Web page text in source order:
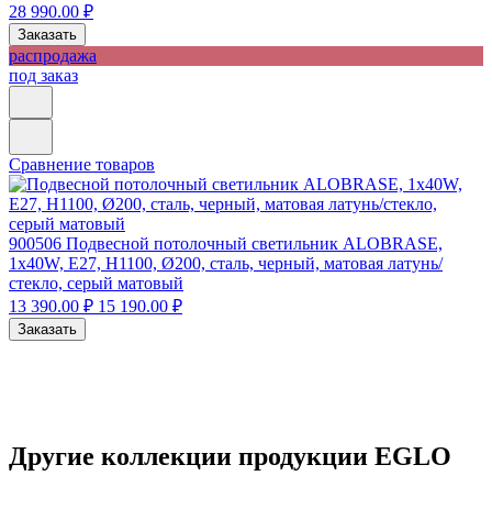
28 990.00 ₽
Заказать
распродажа
под заказ
Сравнение товаров
900506 Подвесной потолочный светильник ALOBRASE,
1x40W, E27, H1100, Ø200, сталь, черный, матовая латунь/
стекло, серый матовый
13 390.00 ₽ 15 190.00 ₽
Заказать
Другие коллекции продукции EGLO